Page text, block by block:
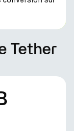
Tether